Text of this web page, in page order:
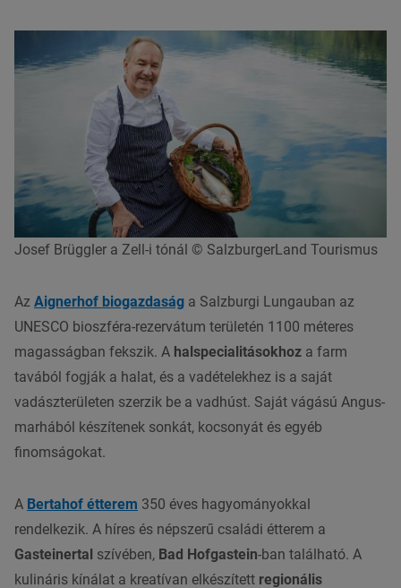
Josef Brüggler a Zell-i tónál © SalzburgerLand Tourismus
Az Aignerhof biogazdaság a Salzburgi Lungauban az
UNESCO bioszféra-rezervátum területén 1100 méteres
magasságban fekszik. A halspecialitásokhoz a farm
tavából fogják a halat, és a vadételekhez is a saját
vadászterületen szerzik be a vadhúst. Saját vágású Angus-
marhából készítenek sonkát, kocsonyát és egyéb
finomságokat.
A Bertahof étterem 350 éves hagyományokkal
rendelkezik. A híres és népszerű családi étterem a
Gasteinertal szívében, Bad Hofgastein-ban található. A
kulináris kínálat a kreatívan elkészített regionális